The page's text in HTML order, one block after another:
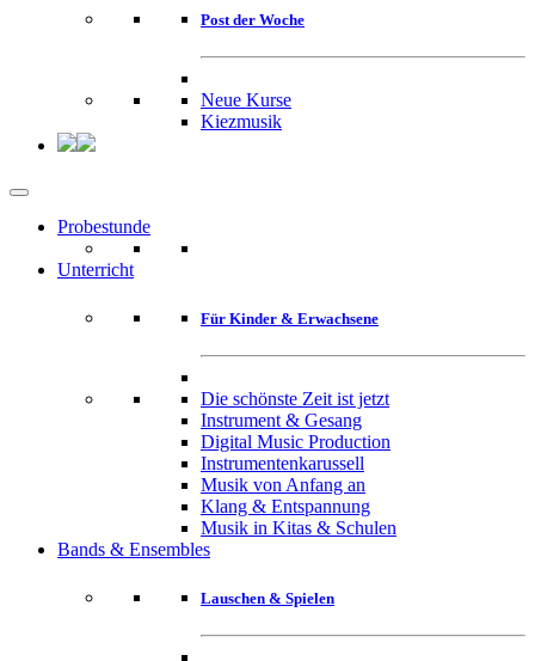
Post der Woche
Neue Kurse
Kiezmusik
Probestunde
Unterricht
Für Kinder & Erwachsene
Die schönste Zeit ist jetzt
Instrument & Gesang
Digital Music Production
Instrumentenkarussell
Musik von Anfang an
Klang & Entspannung
Musik in Kitas & Schulen
Bands & Ensembles
Lauschen & Spielen